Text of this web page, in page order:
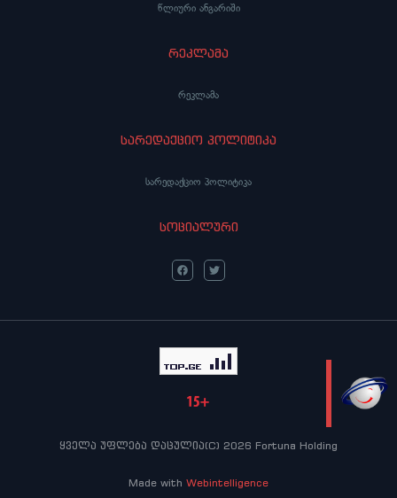
LIVE
წლიური ანგარიში
რეკლამა
რეკლამა
სარედაქციო პოლიტიკა
სარედაქციო პოლიტიკა
სოციალური
ყველა უფლება დაცულია(C) 2026 Fortuna Holding
Made with Webintelligence